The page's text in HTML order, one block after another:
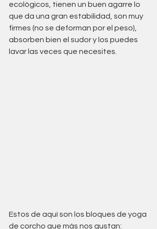
ecológicos, tienen un buen agarre lo
que da una gran estabilidad, son muy
firmes (no se deforman por el peso),
absorben bien el sudor y los puedes
lavar las veces que necesites.
Estos de aquí son los bloques de yoga
de corcho que más nos gustan: